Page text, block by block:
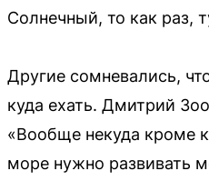
Солнечный, то как раз,
Другие сомневались,
куда ехать. Дмитрий
«Вообще некуда кроме
море нужно развивать